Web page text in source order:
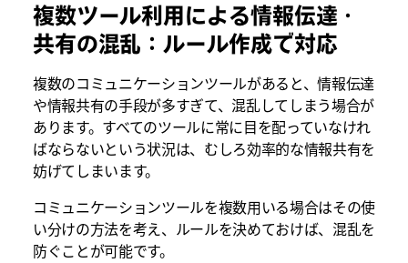
複数ツール利用による情報伝達・
共有の混乱：ルール作成で対応
複数のコミュニケーションツールがあると、情報伝達
や情報共有の手段が多すぎて、混乱してしまう場合が
あります。すべてのツールに常に目を配っていなけれ
ばならないという状況は、むしろ効率的な情報共有を
妨げてしまいます。
コミュニケーションツールを複数用いる場合はその使
い分けの方法を考え、ルールを決めておけば、混乱を
防ぐことが可能です。